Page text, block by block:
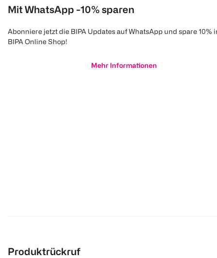
Mit WhatsApp -10% sparen
Abonniere jetzt die BIPA Updates auf WhatsApp und spare 10%
BIPA Online Shop!
Mehr Informationen
Produktrückruf